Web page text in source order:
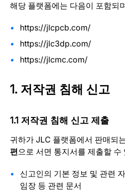
해당 플랫폼에는 다음이 포함되
https://jlcpcb.com/
https://jlc3dp.com/
https://jlcmc.com/
1. 저작권 침해 신고
1.1 저작권 침해 신고 제출
귀하가 JLC 플랫폼에서 판매되
편으로 서면 통지서를 제출할
신고인의 기본 정보 및 관련
임장 등 관련 문서